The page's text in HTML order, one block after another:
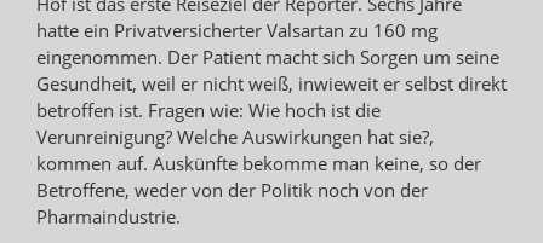
hatte ein Privatversicherter Valsartan zu 160 mg
eingenommen. Der Patient macht sich Sorgen um seine
Gesundheit, weil er nicht weiß, inwieweit er selbst direkt
betroffen ist. Fragen wie: Wie hoch ist die
Verunreinigung? Welche Auswirkungen hat sie?,
kommen auf. Auskünfte bekomme man keine, so der
Betroffene, weder von der Politik noch von der
Pharmaindustrie.